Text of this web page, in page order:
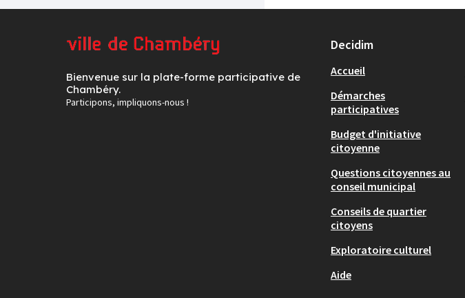
Bienvenue sur la plate-forme participative de
Chambéry.
Participons, impliquons-nous !
Decidim
Accueil
Démarches
participatives
Budget d'initiative
citoyenne
Questions citoyennes au
conseil municipal
Conseils de quartier
citoyens
Exploratoire culturel
Aide